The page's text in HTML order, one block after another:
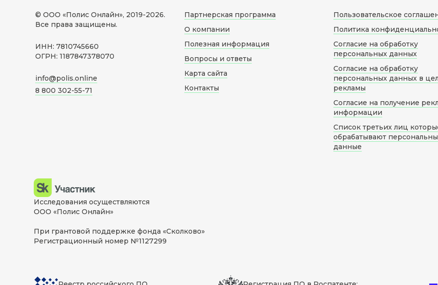
© ООО «Полис Онлайн», 2019-2026.
Все права защищены.
ИНН: 7810745660
ОГРН: 1187847378070
info@polis.online
8 800 302-55-71
Партнерская программа
О компании
Полезная информация
Вопросы и ответы
Карта сайта
Контакты
Пользовательское
Политика
Согласие на обработку
персональных данных
Согласие на обработку
персональных данных в
рекламы
Согласие на получение
информации
Список третьих лиц
обрабатывают
данные
Исследования осуществляются
ООО «Полис Онлайн»
При грантовой поддержке фонда «Сколково»
Регистрационный номер №1127299